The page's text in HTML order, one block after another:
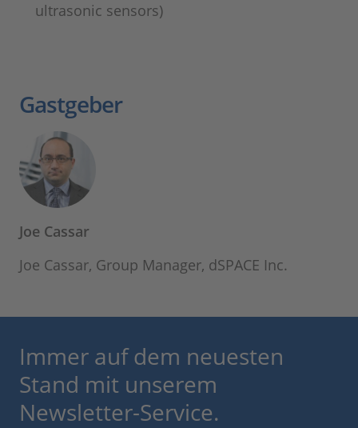
ultrasonic sensors)
Gastgeber
Joe Cassar
Joe Cassar, Group Manager, dSPACE Inc.
Immer auf dem neuesten
Stand mit unserem
Newsletter-Service.